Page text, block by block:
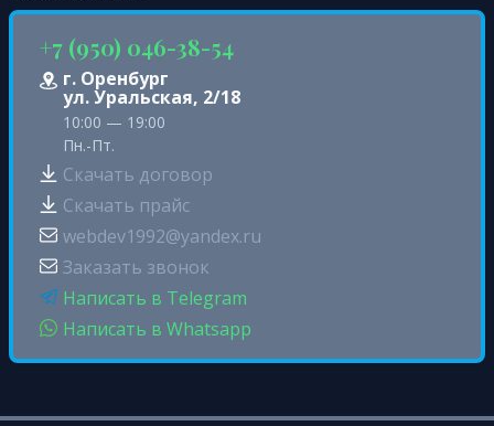
+7 (950) 046-38-54
г. Оренбург
ул. Уральская, 2/18
10:00 — 19:00
Пн.-Пт.
Скачать договор
Скачать прайс
webdev1992@yandex.ru
Заказать звонок
Написать в Telegram
Написать в Whatsapp